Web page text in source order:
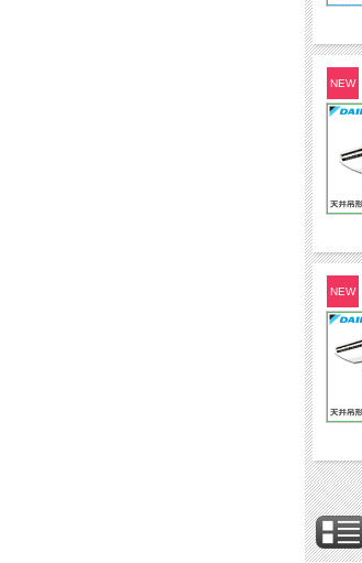
NEW
NEW